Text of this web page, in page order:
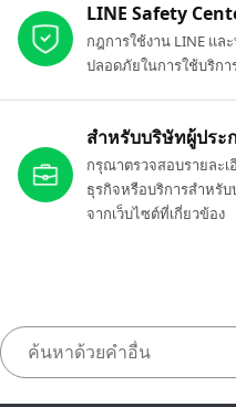
LINE Safety
กฎการใช้งาน LINE แล
ปลอดภัยในการใช้บริกา
สำหรับบริษัทผู้ปร
กรุณาตรวจสอบรายละเ
ธุรกิจหรือบริการสำหรั
จากเว็บไซต์ที่เกี่ยวข้อง